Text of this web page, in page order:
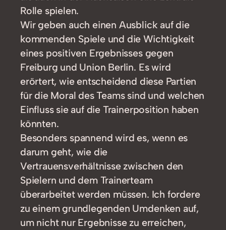
Rolle spielen.
Wir geben auch einen Ausblick auf die
kommenden Spiele und die Wichtigkeit
eines positiven Ergebnisses gegen
Freiburg und Union Berlin. Es wird
erörtert, wie entscheidend diese Partien
für die Moral des Teams sind und welchen
Einfluss sie auf die Trainerposition haben
könnten.
Besonders spannend wird es, wenn es
darum geht, wie die
Vertrauensverhältnisse zwischen den
Spielern und dem Trainerteam
überarbeitet werden müssen. Ich fordere
zu einem grundlegenden Umdenken auf,
um nicht nur Ergebnisse zu erreichen,